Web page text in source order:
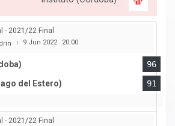
- 2021/22 Final
| 9 Jun 2022 20:00
96
del Estero)
91
- 2021/22 Final